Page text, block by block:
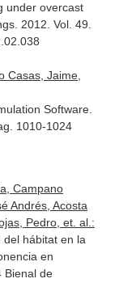
under overcast
. 2012. Vol. 49.
Casas, Jaime,
Software.
1010-1024
Campano
Andrés, Acosta
Pedro, et. al.:
del hábitat en la
en
Bienal de